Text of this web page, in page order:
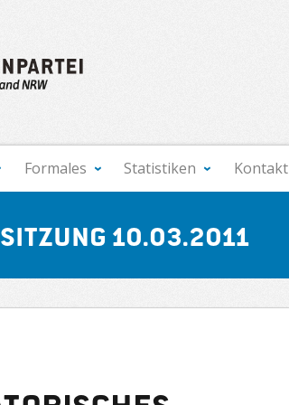
Formales Statistiken Kontakt
10.03.2011